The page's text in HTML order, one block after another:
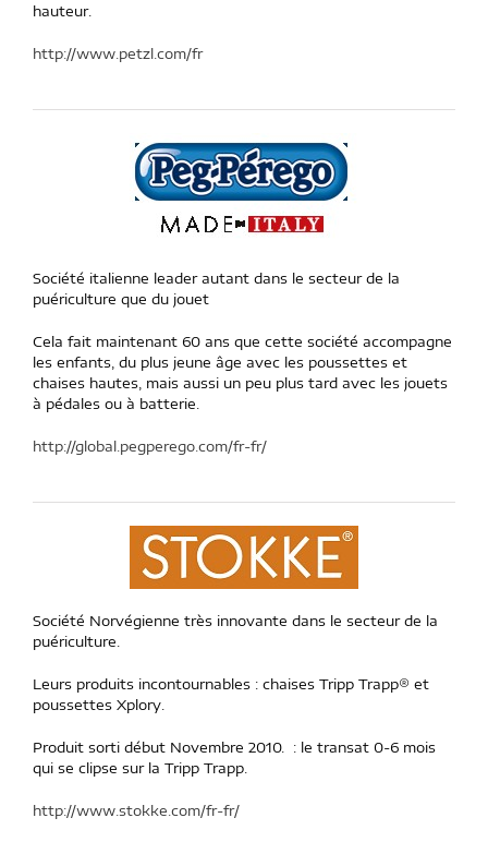
hauteur.
http://www.petzl.com/fr
Société italienne leader autant dans le secteur de la
puériculture que du jouet
Cela fait maintenant 60 ans que cette société accompagne
les enfants, du plus jeune âge avec les poussettes et
chaises hautes, mais aussi un peu plus tard avec les jouets
à pédales ou à batterie.
http://global.pegperego.com/fr-fr/
Société Norvégienne très innovante dans le secteur de la
puériculture.
Leurs produits incontournables : chaises Tripp Trapp® et
poussettes Xplory.
Produit sorti début Novembre 2010. : le transat 0-6 mois
qui se clipse sur la Tripp Trapp.
http://www.stokke.com/fr-fr/